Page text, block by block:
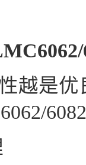
越是优